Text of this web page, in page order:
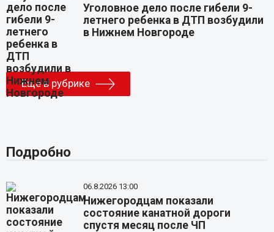
Уголовное дело после гибели 9-
летнего ребенка в ДТП возбудили
в Нижнем Новгороде
Еще в рубрике
Подробно
06.8.2026 13:00
Нижегородцам показали
состояние канатной дороги
спустя месяц после ЧП